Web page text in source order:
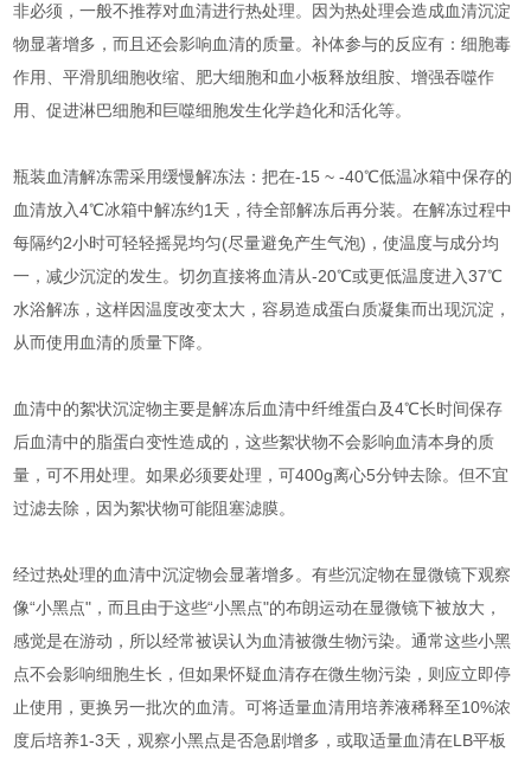
非必须，一般不推荐对血清进行热处理。因为热处理会造成血清沉淀
物显著增多，而且还会影响血清的质量。补体参与的反应有：细胞毒
作用、平滑肌细胞收缩、肥大细胞和血小板释放组胺、增强吞噬作
用、促进淋巴细胞和巨噬细胞发生化学趋化和活化等。
瓶装血清解冻需采用缓慢解冻法：把在-15 ~ -40℃低温冰箱中保存的
血清放入4℃冰箱中解冻约1天，待全部解冻后再分装。在解冻过程中
每隔约2小时可轻轻摇晃均匀(尽量避免产生气泡)，使温度与成分均
一，减少沉淀的发生。切勿直接将血清从-20℃或更低温度进入37℃
水浴解冻，这样因温度改变太大，容易造成蛋白质凝集而出现沉淀，
从而使用血清的质量下降。
血清中的絮状沉淀物主要是解冻后血清中纤维蛋白及4℃长时间保存
后血清中的脂蛋白变性造成的，这些絮状物不会影响血清本身的质
量，可不用处理。如果必须要处理，可400g离心5分钟去除。但不宜
过滤去除，因为絮状物可能阻塞滤膜。
经过热处理的血清中沉淀物会显著增多。有些沉淀物在显微镜下观察
像“小黑点"，而且由于这些“小黑点"的布朗运动在显微镜下被放大，
感觉是在游动，所以经常被误认为血清被微生物污染。通常这些小黑
点不会影响细胞生长，但如果怀疑血清存在微生物污染，则应立即停
止使用，更换另一批次的血清。可将适量血清用培养液稀释至10%浓
度后培养1-3天，观察小黑点是否急剧增多，或取适量血清在LB平板